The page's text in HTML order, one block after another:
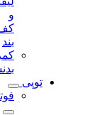
کمربند
بدنسازی
توپی
فوتبال